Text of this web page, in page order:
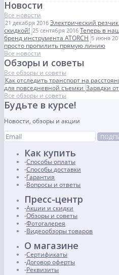
Новости
Все новости
21 декабря 2016 Электрический
скидкой! 25 сентября 2016 Теперь в
бренд инструмента ATORCH 5 июня
просто пропилить прямую линию
Все новости
Обзоры и советы
Все обзоры и советы
Как отследить транспорт на
для повседневной съемки Зарядки
Все обзоры и советы
Будьте в курсе!
Новости, обзоры и акции
Как купить
Способы оплаты
Способы доставки
Гарантия
Вопросы и ответы
Пресс-центр
Акции и скидки
Обзоры и советы
Фотогалерея
Видеообзоры товаров
О магазине
Сертификаты
Договор оферты
Реквизиты